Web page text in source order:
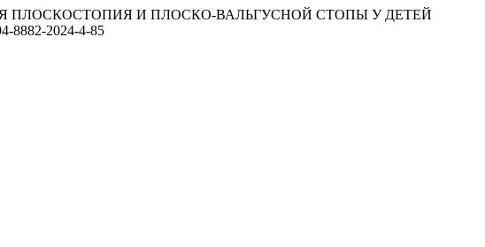
ПЛОСКОСТОПИЯ И ПЛОСКО-ВАЛЬГУСНОЙ СТОПЫ У ДЕТЕЙ
8882-2024-4-85